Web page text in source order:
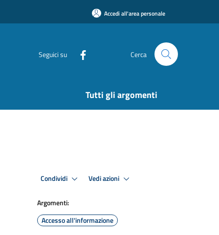
Accedi all'area personale
Seguici su Cerca
Tutti gli argomenti
Condividi Vedi azioni
Argomenti:
Accesso all'informazione